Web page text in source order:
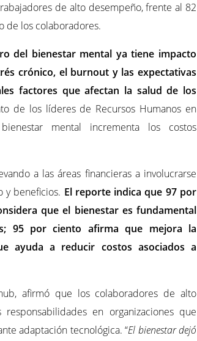
de alto desempeño, frente al 82
de los colaboradores.
del bienestar mental ya tiene impacto
crónico, el burnout y las expectativas
factores que afectan la salud de los
de los líderes de Recursos Humanos en
mental incrementa los costos
a las áreas financieras a involucrarse
y beneficios. El reporte indica que 97 por
que el bienestar es fundamental
95 por ciento afirma que mejora la
ayuda a reducir costos asociados a
afirmó que los colaboradores de alto
en organizaciones que
adaptación tecnológica. “El bienestar dejó